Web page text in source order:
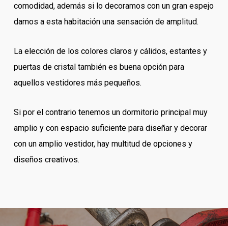
comodidad, además si lo decoramos con un gran espejo
damos a esta habitación una sensación de amplitud.
La elección de los colores claros y cálidos, estantes y
puertas de cristal también es buena opción para
aquellos vestidores más pequeños.
Si por el contrario tenemos un dormitorio principal muy
amplio y con espacio suficiente para diseñar y decorar
con un amplio vestidor, hay multitud de opciones y
diseños creativos.